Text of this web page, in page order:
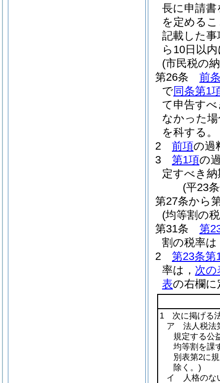
長に申請
を定める
記載した
ら10日以
(市民税の
第26条
前
で同条第1
て申告す
なかった
を科する。
2
前項の過
3
第1項の
定すべき
(平23
第27条から
(均等割の
第31条
第
割の税率
2
第23条第
率は， 次の
表の右欄
1 次に掲げる
ア 法人税法
規定する公
均等割を課
別表第2に
除く。)
イ 人格のな